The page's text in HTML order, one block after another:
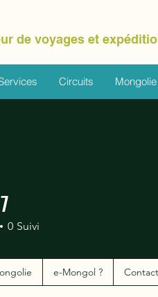
de voyages et
Circuits Mongolie
0 Suivi
e-Mongol ? Contact